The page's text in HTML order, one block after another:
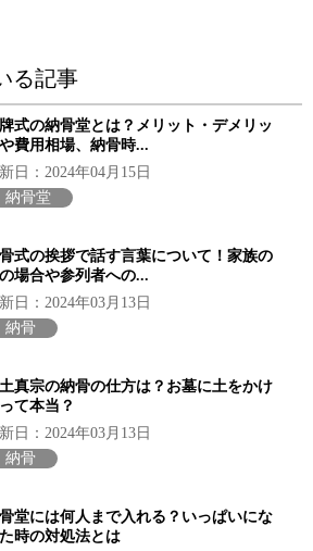
る記事
式の納骨堂とは？メリット・デメリッ
や費用相場、納骨時...
日：2024年04月15日
納骨堂
式の挨拶で話す言葉について！家族の
場合や参列者への...
日：2024年03月13日
納骨
真宗の納骨の仕方は？お墓に土をかけ
て本当？
日：2024年03月13日
納骨
堂には何人まで入れる？いっぱいにな
時の対処法とは